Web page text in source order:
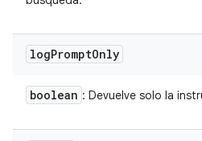
logPromptOnly
boolean : Devuelve solo la